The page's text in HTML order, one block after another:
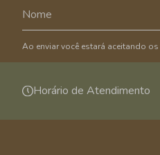
Ao enviar você estará aceitando os
Horário de Atendimento